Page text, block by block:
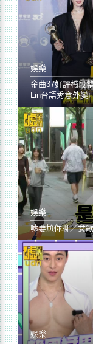
娛樂
金曲37好評橋段
Lin台語秀意外變
娛樂
噓要尬你聊／女
娛樂